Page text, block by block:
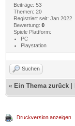
Beiträge: 53
Themen: 20
Registriert seit: Jan 2022
Bewertung: 0
Spiele Plattform:
PC
Playstation
Suchen
« Ein Thema zurück
Druckversion anzeigen